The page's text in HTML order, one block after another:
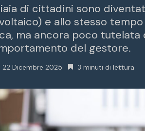
di cittadini sono
e allo stesso
ma ancora poco tutelata
del gestore.
Invia
22 Dicembre 2025 3 minuti di lettura